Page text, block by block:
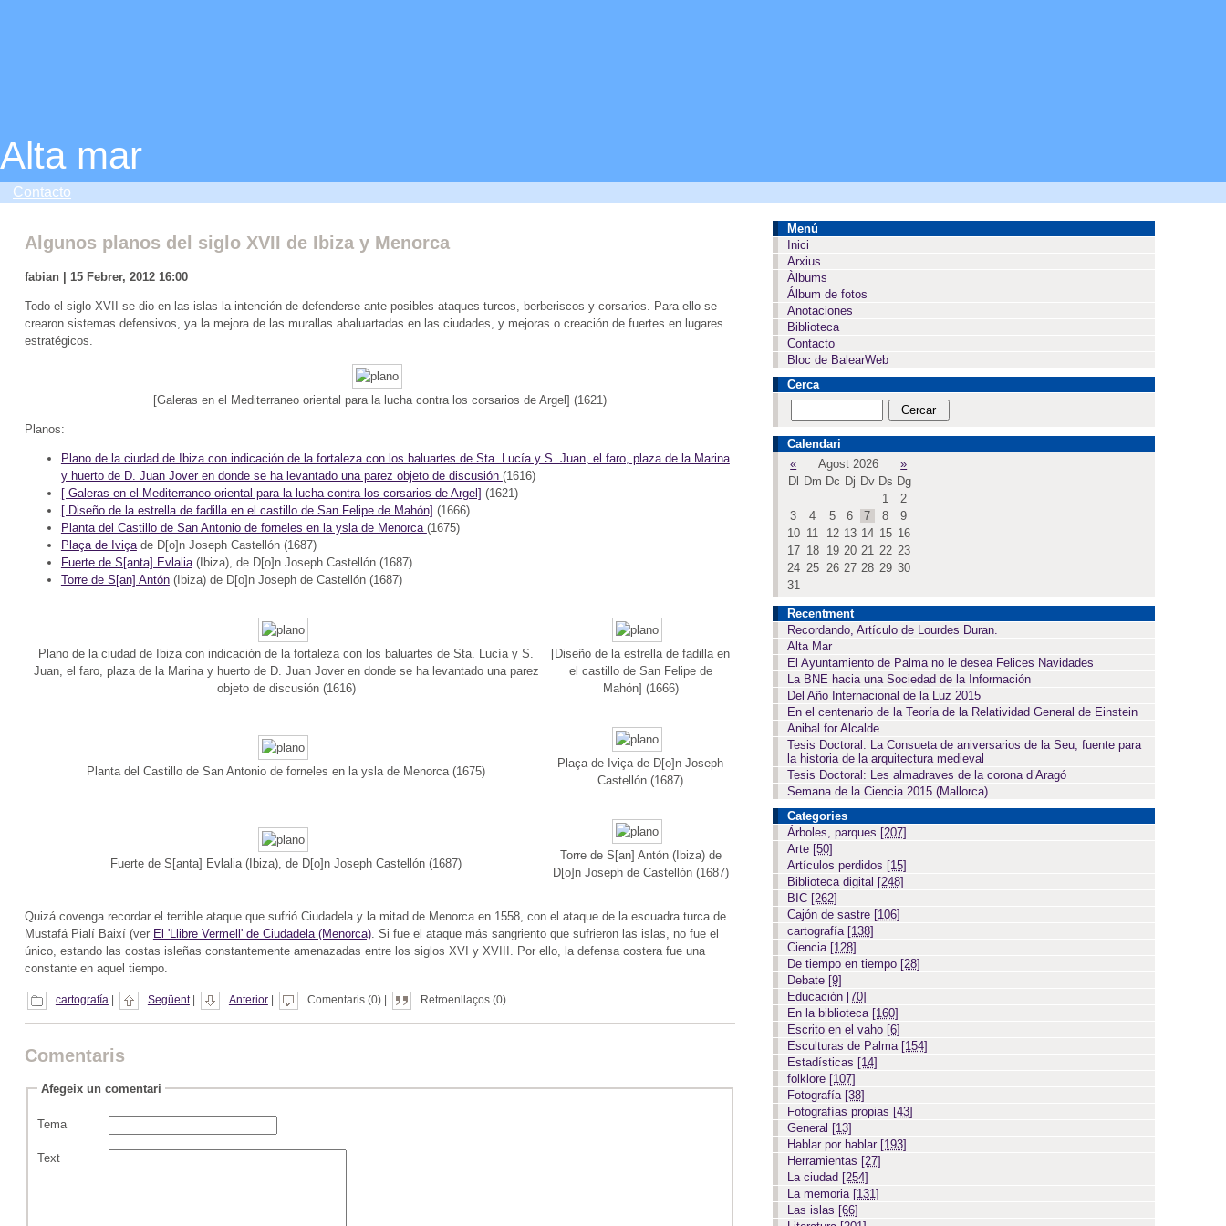
Alta mar
Contacto
Algunos planos del siglo XVII de Ibiza y Menorca
fabian | 15 Febrer, 2012 16:00
Todo el siglo XVII se dio en las islas la intención de defenderse ante posibles ataques turcos, berberiscos y corsarios. Para ello se
crearon sistemas defensivos, ya la mejora de las murallas abaluartadas en las ciudades, y mejoras o creación de fuertes en lugares
estratégicos.
[Galeras en el Mediterraneo oriental para la lucha contra los corsarios de Argel] (1621)
Planos:
Plano de la ciudad de Ibiza con indicación de la fortaleza con los baluartes de Sta. Lucía y S. Juan, el faro, plaza de la Marina
y huerto de D. Juan Jover en donde se ha levantado una parez objeto de discusión (1616)
[ Galeras en el Mediterraneo oriental para la lucha contra los corsarios de Argel] (1621)
[ Diseño de la estrella de fadilla en el castillo de San Felipe de Mahón] (1666)
Planta del Castillo de San Antonio de forneles en la ysla de Menorca (1675)
Plaça de Iviçade D[o]n Joseph Castellón (1687)
Fuerte de S[anta] Evlalia(Ibiza), de D[o]n Joseph Castellón (1687)
Torre de S[an] Antón(Ibiza) de D[o]n Joseph de Castellón (1687)
Plano de la ciudad de Ibiza con indicación de la fortaleza con los baluartes de Sta. Lucía y S.
Juan, el faro, plaza de la Marina y huerto de D. Juan Jover en donde se ha levantado una parez
objeto de discusión (1616)
[Diseño de la estrella de fadilla en
el castillo de San Felipe de
Mahón] (1666)
Planta del Castillo de San Antonio de forneles en la ysla de Menorca (1675)
Plaça de Iviça de D[o]n Joseph
Castellón (1687)
Fuerte de S[anta] Evlalia (Ibiza), de D[o]n Joseph Castellón (1687)
Torre de S[an] Antón (Ibiza) de
D[o]n Joseph de Castellón (1687)
Quizá covenga recordar el terrible ataque que sufrió Ciudadela y la mitad de Menorca en 1558, con el ataque de la escuadra turca de
Mustafá Pialí Baixí (ver El 'Llibre Vermell' de Ciudadela (Menorca). Si fue el ataque más sangriento que sufrieron las islas, no fue el
único, estando las costas isleñas constantemente amenazadas entre los siglos XVI y XVIII. Por ello, la defensa costera fue una
constante en aquel tiempo.
cartografía Següent| Anterior| Comentaris (0) | Retroenllaços (0)
Comentaris
Afegeix un comentari
Tema
Text
Menú
Inici
Arxius
Àlbums
Álbum de fotos
Anotaciones
Biblioteca
Contacto
Bloc de BalearWeb
Cerca
Calendari
«
Agost 2026
»
Dl
Dm Dc Dj Dv Ds Dg
1
2
3
4 5 6 7 8
9
10 11 12 13 14 15 16
17 18 19 20 21 22 23
24 25 26 27 28 29 30
31
Recentment
Recordando, Artículo de Lourdes Duran.
Alta Mar
El Ayuntamiento de Palma no le desea Felices Navidades
La BNE hacia una Sociedad de la Información
Del Año Internacional de la Luz 2015
En el centenario de la Teoría de la Relatividad General de Einstein
Anibal for Alcalde
Tesis Doctoral: La Consueta de aniversarios de la Seu, fuente para
la historia de la arquitectura medieval
Tesis Doctoral: Les almadraves de la corona d’Aragó
Semana de la Ciencia 2015 (Mallorca)
Categories
Árboles, parques [207]
Arte [50]
Artículos perdidos [15]
Biblioteca digital [248]
BIC [262]
Cajón de sastre [106]
cartografía [138]
Ciencia [128]
De tiempo en tiempo [28]
Debate [9]
Educación [70]
En la biblioteca [160]
Escrito en el vaho [6]
Esculturas de Palma [154]
Estadísticas [14]
folklore [107]
Fotografía [38]
Fotografías propias [43]
General [13]
Hablar por hablar [193]
Herramientas [27]
La ciudad [254]
La memoria [131]
Las islas [66]